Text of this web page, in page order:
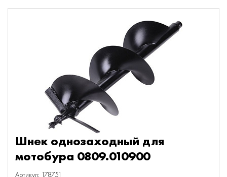
Шнек однозаходный для
мотобура 0809.010900
Артикул: 178751